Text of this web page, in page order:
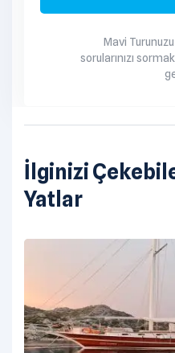
personeli de dikkate alınır.
Mavi
sorularınızı
İlginizi
Yatlar